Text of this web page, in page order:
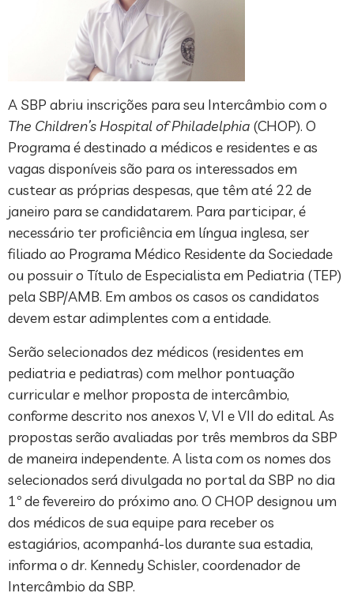
A SBP abriu inscrições para seu Intercâmbio com o
The Children’s Hospital of Philadelphia (CHOP). O
Programa é destinado a médicos e residentes e as
vagas disponíveis são para os interessados em
custear as próprias despesas, que têm até 22 de
janeiro para se candidatarem. Para participar, é
necessário ter proficiência em língua inglesa, ser
filiado ao Programa Médico Residente da Sociedade
ou possuir o Título de Especialista em Pediatria (TEP)
pela SBP/AMB. Em ambos os casos os candidatos
devem estar adimplentes com a entidade.
Serão selecionados dez médicos (residentes em
pediatria e pediatras) com melhor pontuação
curricular e melhor proposta de intercâmbio,
conforme descrito nos anexos V, VI e VII do edital. As
propostas serão avaliadas por três membros da SBP
de maneira independente. A lista com os nomes dos
selecionados será divulgada no portal da SBP no dia
1º de fevereiro do próximo ano. O CHOP designou um
dos médicos de sua equipe para receber os
estagiários, acompanhá-los durante sua estadia,
informa o dr. Kennedy Schisler, coordenador de
Intercâmbio da SBP.